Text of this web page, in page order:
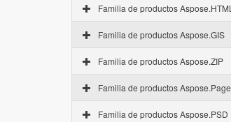
Familia de productos Aspose.HTML
Familia de productos Aspose.GIS
Familia de productos Aspose.ZIP
Familia de productos Aspose.Page
Familia de productos Aspose.PSD